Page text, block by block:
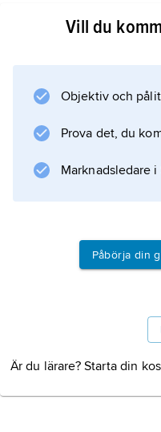
Vill du
Objektiv och
Prova det, du
Marknadsledare i
Påbörja din
Är du lärare? Starta din